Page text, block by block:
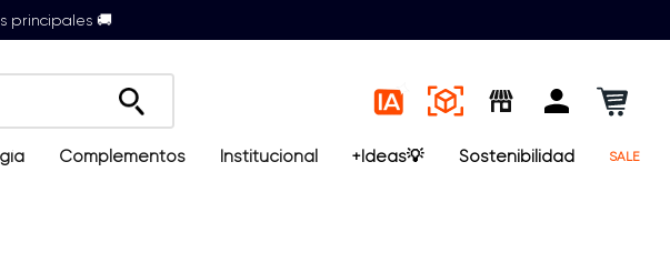
principales 🚚
Complementos Institucional +Ideas💡 Sostenibilidad SALE